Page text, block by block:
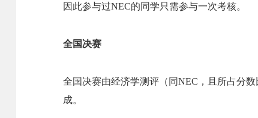
因此参与过NEC的同学只需参与一次考核。
全国决赛
全国决赛由经济学测评（同NEC，且所占分
成。